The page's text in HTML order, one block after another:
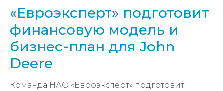
«Евроэксперт» подготовит
финансовую модель и
бизнес-план для John
Deere
Команда НАО «Евроэксперт» подготовит